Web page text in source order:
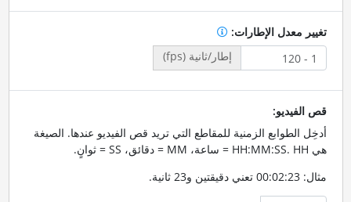
تغيير معدل الإطارات:
إطار/ثانية (fps)
قص الفيديو:
أدخِل الطوابع الزمنية للمقاطع التي تريد قص الفيديو عندها. الصيغة
هي HH:MM:SS. HH = ساعة، MM = دقائق، SS = ثوانٍ.
مثال: 00:02:23 تعني دقيقتين و23 ثانية.